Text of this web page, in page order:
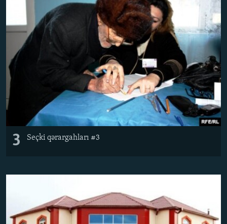
3 Seçki qərargahları #3